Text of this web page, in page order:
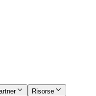
Risorse​​